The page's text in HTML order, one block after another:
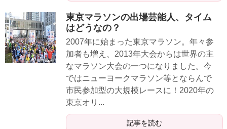
東京マラソンの出場芸能人、タイム
はどうなの？
2007年に始まった東京マラソン。年々参
加者も増え、2013年大会からは世界の主
なマラソン大会の一つになりました。今
ではニューヨークマラソン等とならんで
市民参加型の大規模レースに！2020年の
東京オリ...
記事を読む